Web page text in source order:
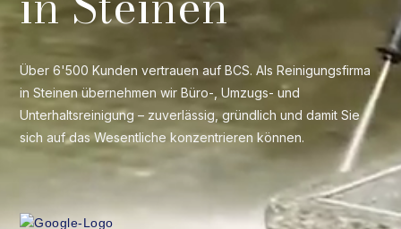
Über 6'500 Kunden vertrauen auf BCS. Als Reinigungsfirma
in Steinen übernehmen wir Büro-, Umzugs- und
Unterhaltsreinigung – zuverlässig, gründlich und damit Sie
sich auf das Wesentliche konzentrieren können.